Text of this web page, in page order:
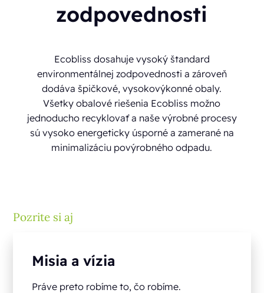
zodpovednosti
Ecobliss dosahuje vysoký štandard
environmentálnej zodpovednosti a zároveň
dodáva špičkové, vysokovýkonné obaly.
Všetky obalové riešenia Ecobliss možno
jednoducho recyklovať a naše výrobné procesy
sú vysoko energeticky úsporné a zamerané na
minimalizáciu povýrobného odpadu.
Pozrite si aj
Misia a vízia
Práve preto robíme to, čo robíme.